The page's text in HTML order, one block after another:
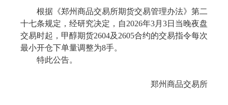
根据《郑州商品交易所期货交易管理办法》第二
十七条规定，经研究决定，自2026年3月3日当晚夜盘
交易时起，甲醇期货2604及2605合约的交易指令每次
最小开仓下单量调整为8手。
特此公告。
郑州商品交易所